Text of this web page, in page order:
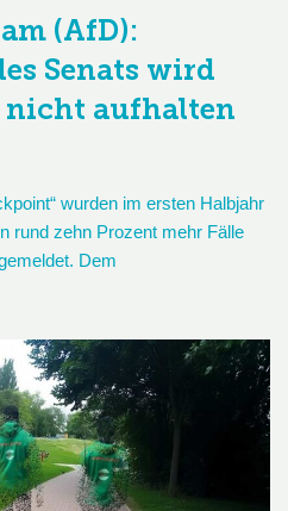
(AfD):
Senats wird
nicht aufhalten
wurden im ersten Halbjahr
rund zehn Prozent mehr Fälle
Dem